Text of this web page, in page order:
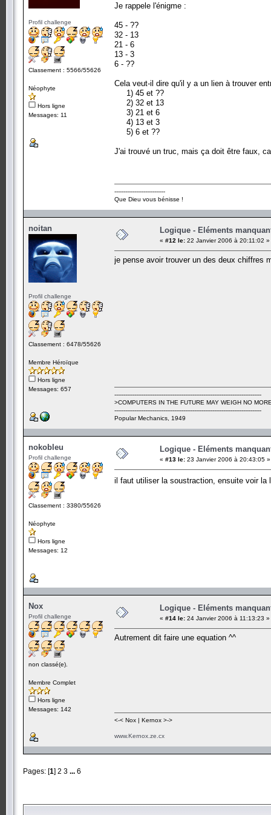
Profil challenge
Classement : 5566/55626
Néophyte
Hors ligne
Messages: 11
Je rappele l'énigme :
45 - ??
32 - 13
21 - 6
13 - 3
6 - ??
Cela veut-il dire qu'il y a un lien à trouver
1) 45 et ??
2) 32 et 13
3) 21 et 6
4) 13 et 3
5) 6 et ??
J'ai trouvé un truc, mais ça doit être faux,
----------------------------
Que Dieu vous bénisse !
noitan
Profil challenge
Classement : 6478/55626
Membre Héroïque
Hors ligne
Messages: 657
Logique - Eléments
« #12 le: 22 Janvier 2006 à 20:11:02 »
je pense avoir trouver un des deux chiffres
---------------------------------------------------------------------------------
>COMPUTERS IN THE FUTURE MAY WEIGH NO
---------------------------------------------------------------------------------
Popular Mechanics, 1949
nokobleu
Profil challenge
Classement : 3380/55626
Néophyte
Hors ligne
Messages: 12
Logique - Eléments
« #13 le: 23 Janvier 2006 à 20:43:05 »
il faut utiliser la soustraction, ensuite voir
Nox
Profil challenge
non classé(e).
Membre Complet
Hors ligne
Messages: 142
Logique - Eléments
« #14 le: 24 Janvier 2006 à 11:13:23 »
Autrement dit faire une equation ^^
<-< Nox | Kernox >->
www.Kernox.ze.cx
Pages: [1] 2 3 ... 6